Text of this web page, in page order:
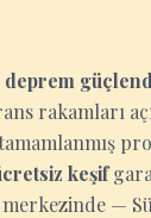
deprem
rakamları
keşif
—